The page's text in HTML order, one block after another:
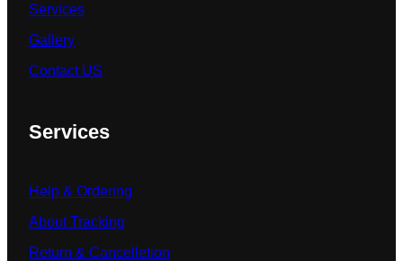
Services
Gallery
Contact US
Services
Help & Ordering
About Tracking
Return & Cancelletion